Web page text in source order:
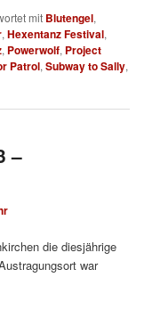
mit Blutengel,
,Hexentanz Festival,
, Powerwolf, Project
Patrol,Subway to Sally,
–
die diesjährige
war